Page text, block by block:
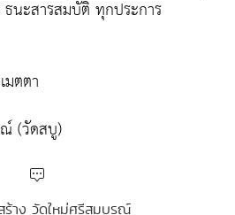
นะสารสมบัติ ทุกประการ
ตตา
ณ์ (วัดสบู)
ร้าง วัดใหม่ศรีสมบูรณ์